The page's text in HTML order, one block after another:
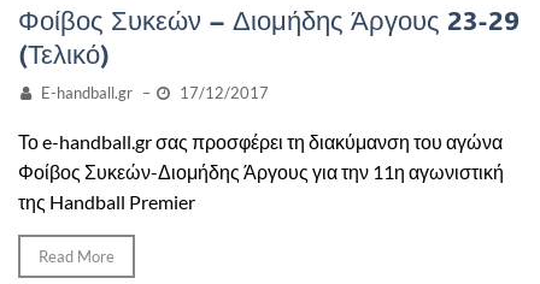
Φοίβος Συκεών – Διομήδης Άργους 23-29
(Τελικό)
E-handball.gr – 17/12/2017
Το e-handball.gr σας προσφέρει τη διακύμανση του αγώνα
Φοίβος Συκεών-Διομήδης Άργους για την 11η αγωνιστική
της Handball Premier
Read More